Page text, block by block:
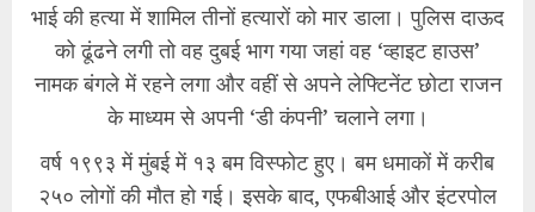
भाई की हत्या में शामिल तीनों हत्यारों को मार डाला। पुलिस दाऊद
को ढूंढने लगी तो वह दुबई भाग गया जहां वह ‘व्हाइट हाउस’
नामक बंगले में रहने लगा और वहीं से अपने लेफ्टिनेंट छोटा राजन
के माध्यम से अपनी ‘डी कंपनी’ चलाने लगा।
वर्ष १९९३ में मुंबई में १३ बम विस्फोट हुए। बम धमाकों में करीब
२५० लोगों की मौत हो गई। इसके बाद, एफबीआई और इंटरपोल